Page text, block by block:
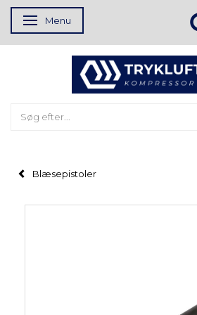
Skifte navigation
Menu
Blæsepistoler